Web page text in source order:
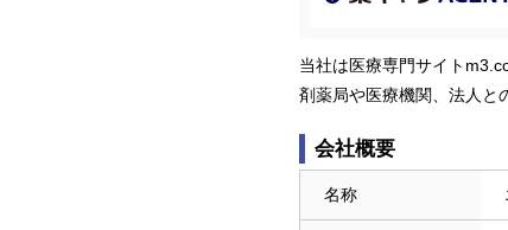
当社は医療専門サイト
剤薬局や医療機関、法人と
会社概要
名称